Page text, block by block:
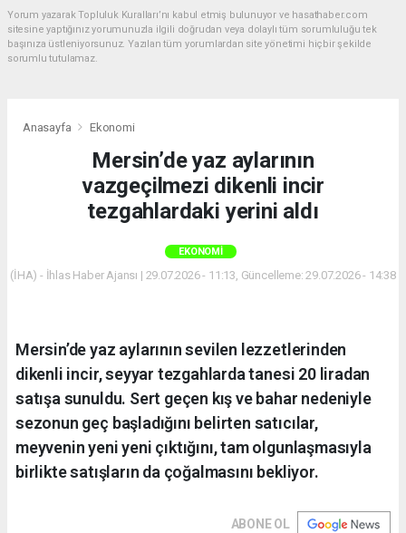
Yorum yazarak Topluluk Kuralları’nı kabul etmiş bulunuyor ve hasathaber.com
sitesine yaptığınız yorumunuzla ilgili doğrudan veya dolaylı tüm sorumluluğu tek
başınıza üstleniyorsunuz. Yazılan tüm yorumlardan site yönetimi hiçbir şekilde
sorumlu tutulamaz.
Anasayfa Ekonomi
Mersin’de yaz aylarının
vazgeçilmezi dikenli incir
tezgahlardaki yerini aldı
EKONOMI
(İHA) - İhlas Haber Ajansı | 29.07.2026 - 11:13, Güncelleme: 29.07.2026 - 14:38
Mersin’de yaz aylarının sevilen lezzetlerinden
dikenli incir, seyyar tezgahlarda tanesi 20 liradan
satışa sunuldu. Sert geçen kış ve bahar nedeniyle
sezonun geç başladığını belirten satıcılar,
meyvenin yeni yeni çıktığını, tam olgunlaşmasıyla
birlikte satışların da çoğalmasını bekliyor.
ABONE OL